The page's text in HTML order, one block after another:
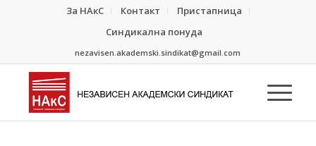
За НАкС Контакт
Пристапница
Синдикална понуда
nezavisen.akademski.sindikat@gmail.com